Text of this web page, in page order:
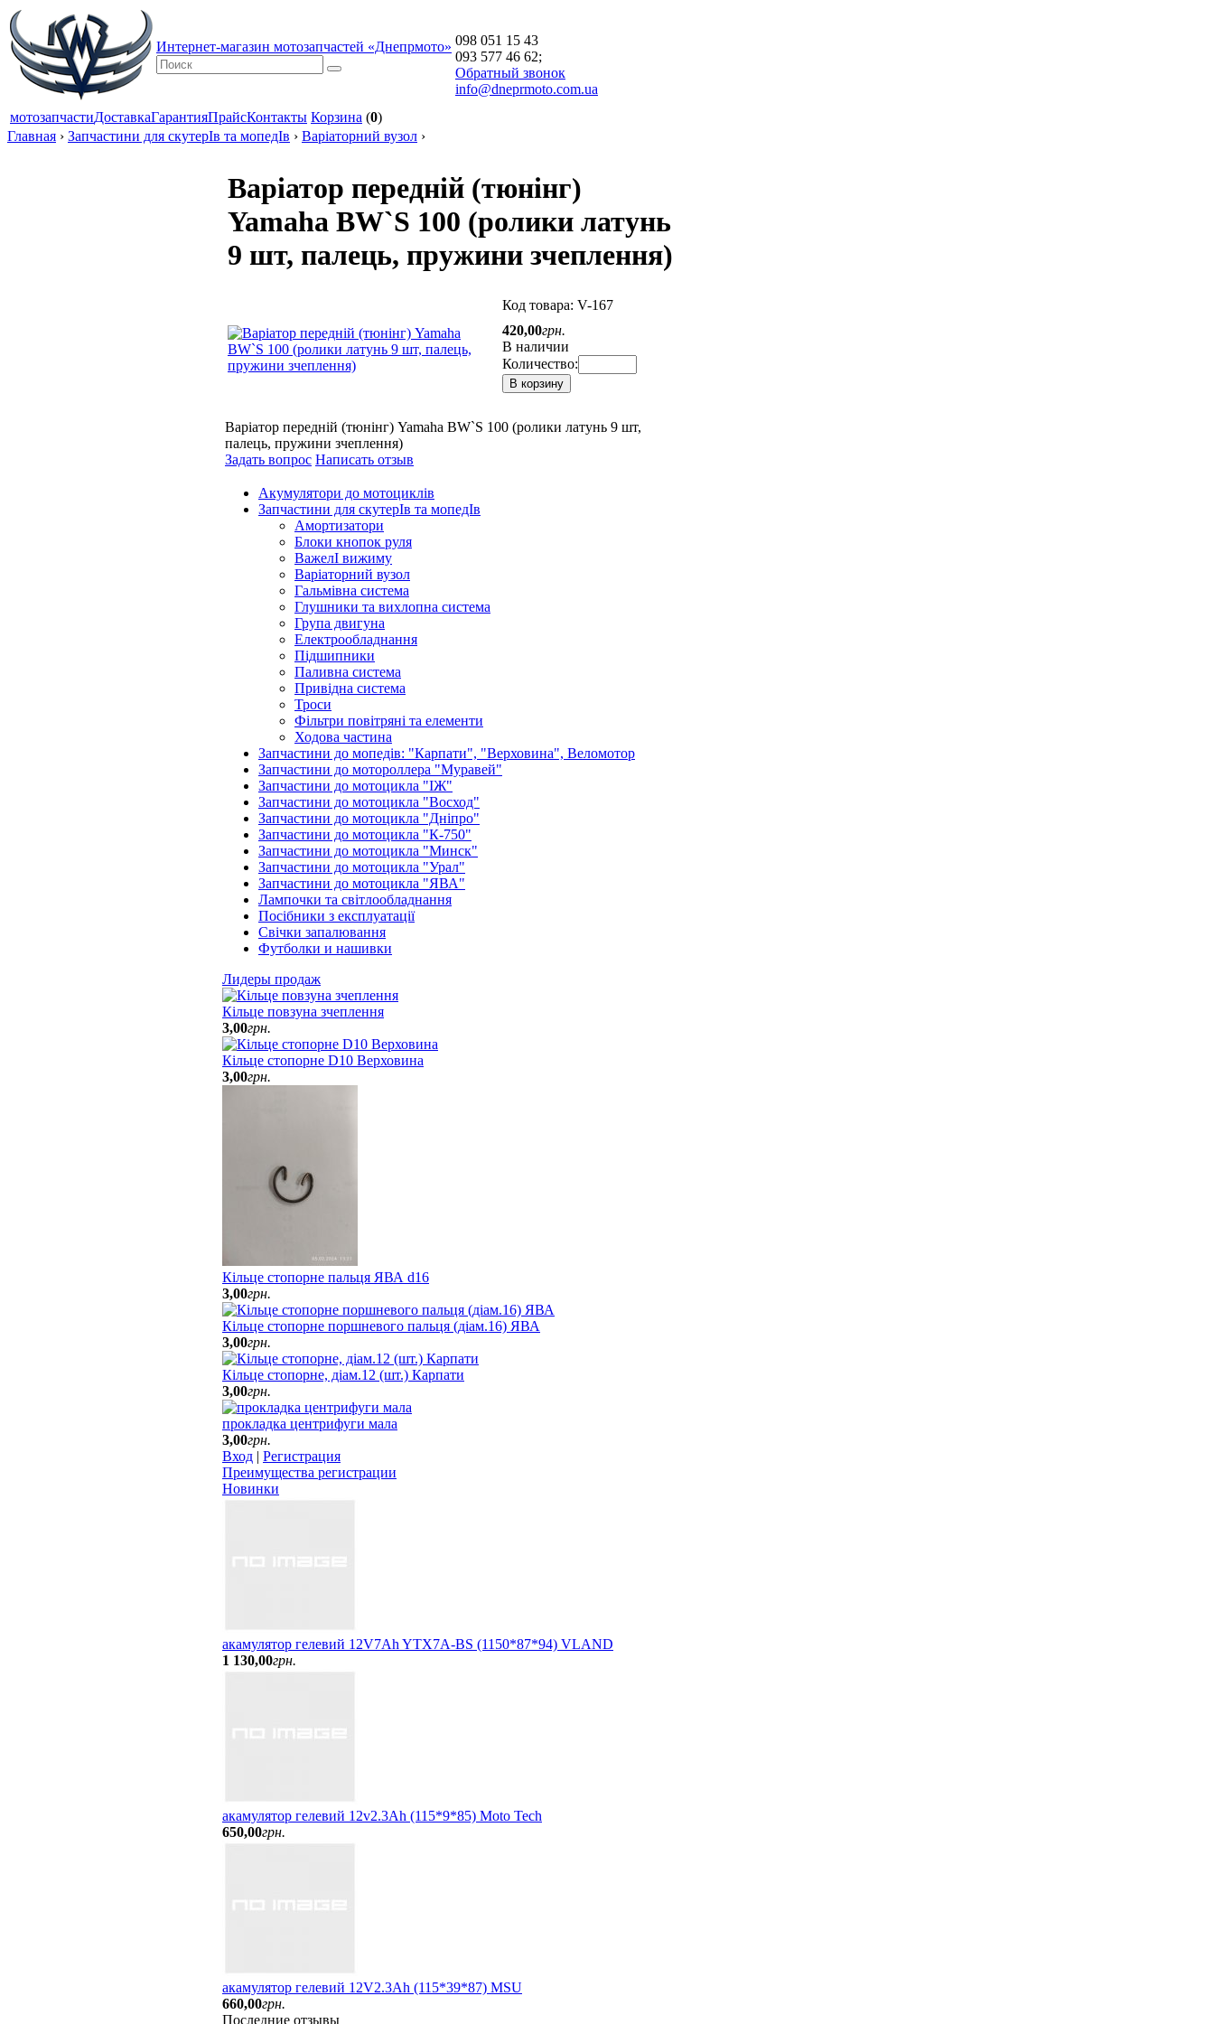
Интернет-магазин мотозапчастей «Днепрмото» 098 051 15 43
093 577 46 62;
Обратный звонок
info@dneprmoto.com.ua
мотозапчастиДоставкаГарантияПрайсКонтакты Корзина (0)
Главная › Запчастини для скутерІв та мопедІв › Варіаторний вузол ›
Варіатор передній (тюнінг)
Yamaha BW`S 100 (ролики латунь
9 шт, палець, пружини зчеплення)
Код товара: V-167
420,00грн.
В наличии
Количество:
В корзину
Варіатор передній (тюнінг) Yamaha BW`S 100 (ролики латунь 9 шт,
палець, пружини зчеплення)
Задать вопрос Написать отзыв
Акумулятори до мотоциклів
Запчастини для скутерІв та мопедІв
Амортизатори
Блоки кнопок руля
ВажелІ вижиму
Варіаторний вузол
Гальмівна система
Глушники та вихлопна система
Група двигуна
Електрообладнання
Підшипники
Паливна система
Привідна система
Троси
Фільтри повітряні та елементи
Ходова частина
Запчастини до мопедів: "Карпати", "Верховина", Веломотор
Запчастини до мотороллера "Муравей"
Запчастини до мотоцикла "ІЖ"
Запчастини до мотоцикла "Восход"
Запчастини до мотоцикла "Дніпро"
Запчастини до мотоцикла "К-750"
Запчастини до мотоцикла "Минск"
Запчастини до мотоцикла "Урал"
Запчастини до мотоцикла "ЯВА"
Лампочки та світлообладнання
Посібники з експлуатації
Свічки запалювання
Футболки и нашивки
Лидеры продаж
Кільце повзуна зчеплення
3,00грн.
Кільце стопорне D10 Верховина
3,00грн.
Кільце стопорне пальця ЯВА d16
3,00грн.
Кільце стопорне поршневого пальця (діам.16) ЯВА
3,00грн.
Кільце стопорне, діам.12 (шт.) Карпати
3,00грн.
прокладка центрифуги мала
3,00грн.
Вход | Регистрация
Преимущества регистрации
Новинки
акамулятор гелевий 12V7Ah YTX7A-BS (1150*87*94) VLAND
1 130,00грн.
акамулятор гелевий 12v2.3Ah (115*9*85) Moto Tech
650,00грн.
акамулятор гелевий 12V2.3Ah (115*39*87) MSU
660,00грн.
Последние отзывы